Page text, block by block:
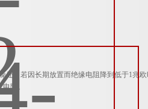
处，若因长期放置而绝缘电阻降到低于1兆
阻。